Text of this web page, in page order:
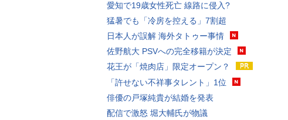
愛知で19歳女性死亡 線路に侵入?
猛暑でも「冷房を控える」7割超
日本人が誤解 海外タトゥー事情
佐野航大 PSVへの完全移籍が決定
花王が「焼肉店」限定オープン？
「許せない不祥事タレント」1位
俳優の戸塚純貴が結婚を発表
配信で激怒 堀大輔氏が物議